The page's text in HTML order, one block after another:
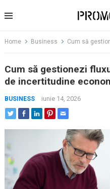
to
Home Business Cum să gestionezi
Cum să gestionezi
de incertitudine
BUSINESS iunie 14, 2026